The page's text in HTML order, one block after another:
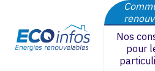
Nos
pour